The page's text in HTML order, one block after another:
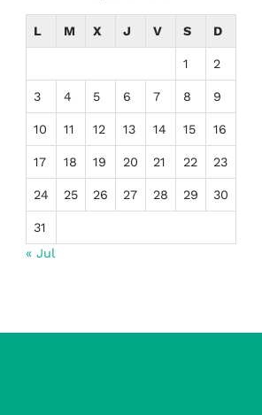
L M X J V S D
1 2
3 4 5 6 7 8 9
10 11 12 13 14 15 16
17 18 19 20 21 22 23
24 25 26 27 28 29 30
31
« Jul